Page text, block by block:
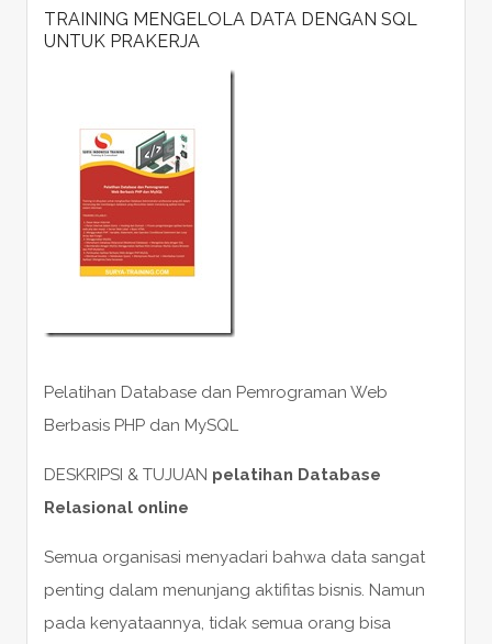
TRAINING MENGELOLA DATA DENGAN SQL
UNTUK PRAKERJA
Pelatihan Database dan Pemrograman Web
Berbasis PHP dan MySQL
DESKRIPSI & TUJUAN pelatihan Database
Relasional online
Semua organisasi menyadari bahwa data sangat
penting dalam menunjang aktifitas bisnis. Namun
pada kenyataannya, tidak semua orang bisa